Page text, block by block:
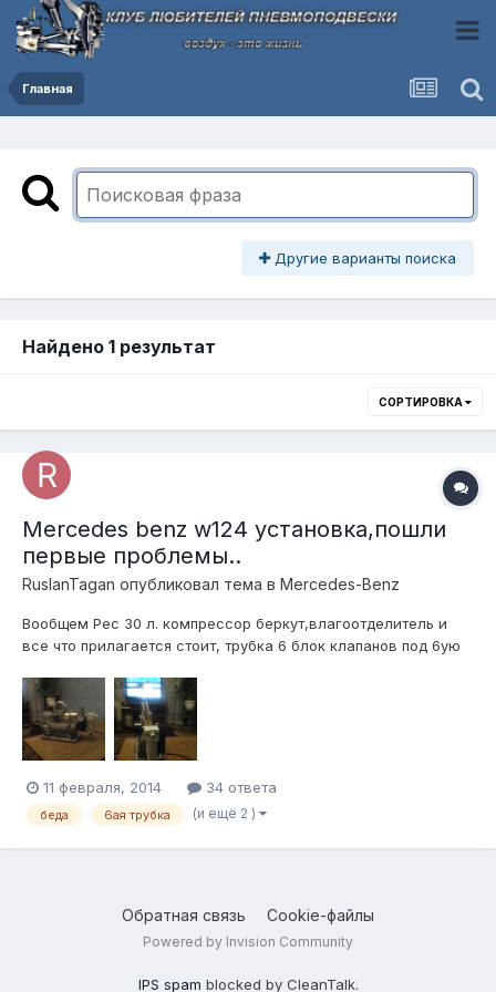
Главная
Другие варианты поиска
Найдено 1 результат
СОРТИРОВКА
Mercedes benz w124 установка,пошли
первые проблемы..
RuslanTagan опубликовал тема в Mercedes-Benz
Вообщем Рес 30 л. компрессор беркут,влагоотделитель и
все что прилагается стоит, трубка 6 блок клапанов под 6ую
подушку на перед . от нижнего положения поднимается
сантиметра на 3 ну максимум 5. при том что клапан не
пшикает и получается что...
11 февраля, 2014 34 ответа
беда 6ая трубка (и ещё 2 )
Обратная связь Cookie-файлы
Powered by Invision Community
IPS spam blocked by CleanTalk.